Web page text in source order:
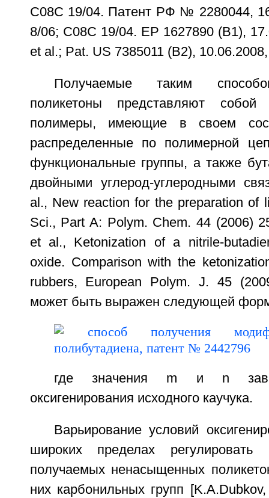
C08C 19/04. Патент РФ № 2280044,
8/06; C08C 19/04. EP 1627890 (B1),
et al.; Pat. US 7385011 (B2),
Получаемые таким
поликетоны представляют собой
полимеры, имеющие в своем
распределенные по полимерной
функциональные группы, а также
двойными углерод-углеродными
al., New reaction for the preparation of
Sci., Part A: Polym. Chem. 44 (2006)
et al., Ketonization of a nitrile-
oxide. Comparison with the
rubbers, European Polym. J. 45
может быть выражен следующей
где значения m и n
оксигенирования исходного каучука.
Варьирование условий
широких пределах регулировать
получаемых ненасыщенных
них карбонильных групп